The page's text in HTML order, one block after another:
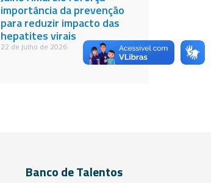
importância da prevenção
para reduzir impacto das
hepatites virais
22 de julho de 2026
Banco de Talentos